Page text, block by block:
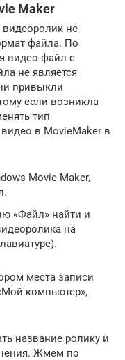
Maker
видеоролик не
файла. По
видео-файл с
не является
привыкли
если возникла
тип
в MovieMaker в
Movie Maker,
«Файл» найти и
на
места записи
компьютер»,
название ролику и
Жмем по